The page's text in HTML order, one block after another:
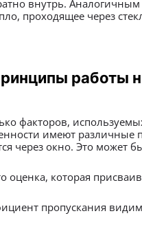
внутрь.
проходящее через
работы
факторов,
имеют различные
через окно. Это
оценка, которая
пропускания